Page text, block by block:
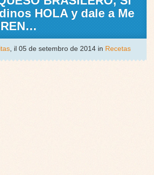
HOLA y dale a Me
, il 05 de setembro de 2014 in Recetas